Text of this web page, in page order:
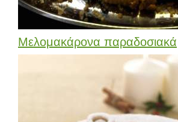
Μελομακάρονα παραδοσιακά